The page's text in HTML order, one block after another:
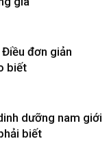
đơn giản
biết
dưỡng nam giới
biết